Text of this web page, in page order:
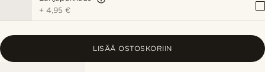
+4,95 €
LISÄÄ OSTOSKORIIN